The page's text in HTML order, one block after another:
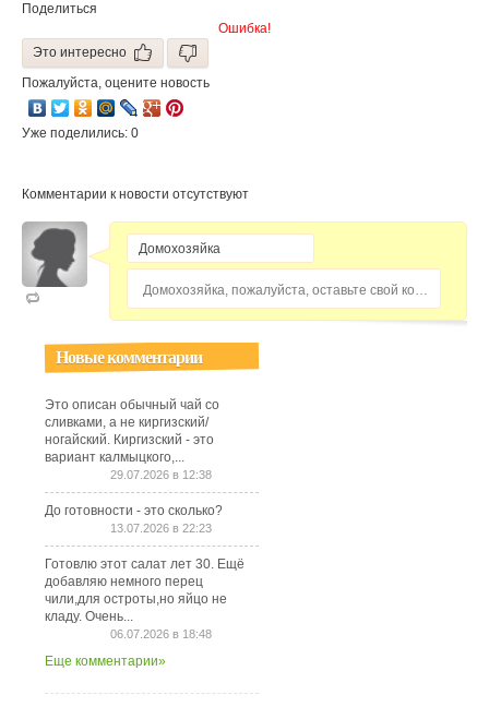
Поделиться
Ошибка!
Это интересно
Пожалуйста, оцените новость
Уже поделились: 0
Комментарии к новости отсутствуют
Домохозяйка, пожалуйста, оставьте свой комментарий...
Новые комментарии
Это описан обычный чай со
сливками, а не киргизский/
ногайский. Киргизский - это
вариант калмыцкого,...
29.07.2026 в 12:38
До готовности - это сколько?
13.07.2026 в 22:23
Готовлю этот салат лет 30. Ещё
добавляю немного перец
чили,для остроты,но яйцо не
кладу. Очень...
06.07.2026 в 18:48
Еще комментарии»